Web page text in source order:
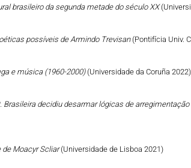
brasileiro da segunda metade do século XX
possíveis de Armindo Trevisan(Pontifícia Univ.
e música (1960-2000)(Universidade da Coruña 2022)
Brasileira decidiu desarmar lógicas de
de Moacyr Scliar(Universidade de Lisboa 2021)